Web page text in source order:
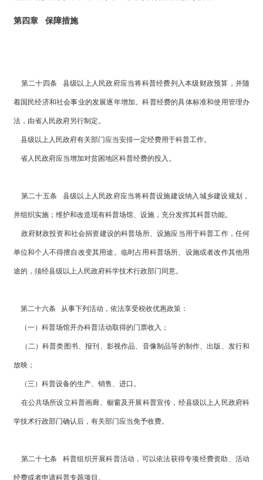
第四章 保障措施
第二十四条 县级以上人民政府应当将科普经费列入本级财政预算，并随
着国民经济和社会事业的发展逐年增加。科普经费的具体标准和使用管理办
法，由省人民政府另行制定。
县级以上人民政府有关部门应当安排一定经费用于科普工作。
省人民政府应当增加对贫困地区科普经费的投入。
第二十五条 县级以上人民政府应当将科普设施建设纳入城乡建设规划，
并组织实施；维护和改造现有科普场馆、设施，充分发挥其科普功能。
政府财政投资和社会捐资建设的科普场所、设施应当用于科普工作，任何
单位和个人不得擅自改变其用途。临时占用科普场所、设施或者改作其他用
途的，须经县级以上人民政府科学技术行政部门同意。
第二十六条 从事下列活动，依法享受税收优惠政策：
（一）科普场馆开办科普活动取得的门票收入；
（二）科普类图书、报刊、影视作品、音像制品等的制作、出版、发行和
放映；
（三）科普设备的生产、销售、进口。
在公共场所设立科普画廊、橱窗及开展科普宣传，经县级以上人民政府科
学技术行政部门确认后，有关部门应当免予收费。
第二十七条 科普组织开展科普活动，可以依法获得专项经费资助、活动
经费或者申请科普专题项目。